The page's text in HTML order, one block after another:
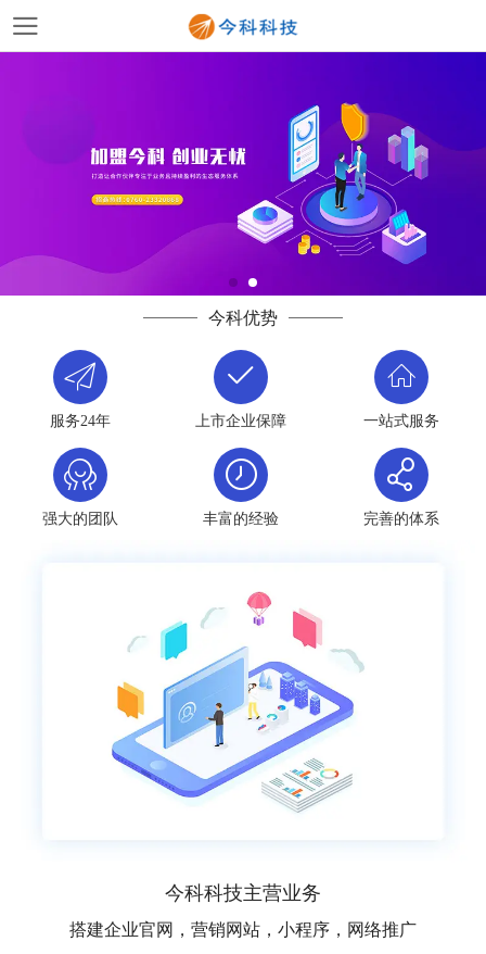
今科优势
服务24年 上市企业保障 一站式服务
强大的团队 丰富的经验 完善的体系
今科科技主营业务
搭建企业官网，营销网站，小程序，网络推广